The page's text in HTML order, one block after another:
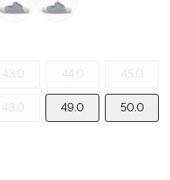
43.0 44.0 45.0
48.0 49.0 50.0